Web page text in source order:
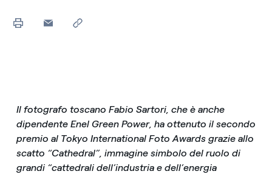
Il fotografo toscano Fabio Sartori, che è anche
dipendente Enel Green Power, ha ottenuto il secondo
premio al Tokyo International Foto Awards grazie allo
scatto “Cathedral”, immagine simbolo del ruolo di
grandi “cattedrali dell’industria e dell’energia